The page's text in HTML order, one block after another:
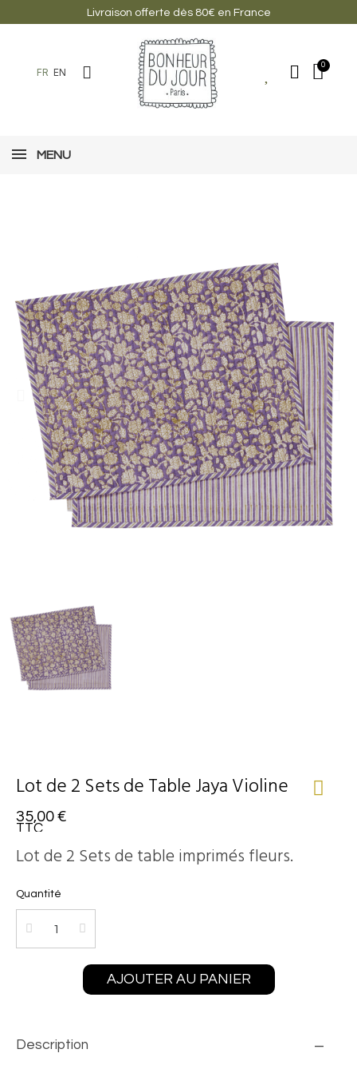
Livraison offerte dès 80€ en France
FR EN
MENU
Lot de 2 Sets de Table Jaya Violine
35,00 €
TTC
Lot de 2 Sets de table imprimés fleurs.
Quantité
AJOUTER AU PANIER
Description